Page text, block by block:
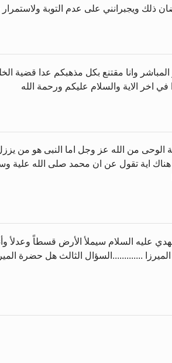
ذلك ويجبرانني على عدم التوبة
وانا مقتنع بكل مذهبكم عدا قضية
في اخر الاية والسلام عليكم ورحمة الله
الوحى من الله عز وجل اما النبى هو من
اية تقول عن ان محمد صلى الله علية
عليه السلام سيملأ الأرض قسطاً وعدلأ
.............السؤال الثالث هل حضرة